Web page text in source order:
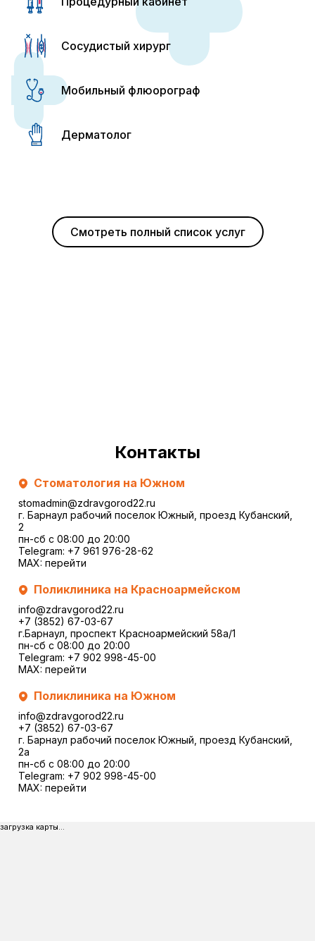
Сосудистый хирург
Мобильный флюорограф
Дерматолог
Смотреть полный список услуг
Контакты
Стоматология на Южном
stomadmin@zdravgorod22.ru
г. Барнаул рабочий поселок Южный, проезд Кубанский,
2
пн-сб с 08:00 до 20:00
Telegram: +7 961 976-28-62
MAX: перейти
Поликлиника на Красноармейском
info@zdravgorod22.ru
+7 (3852) 67-03-67
г.Барнаул, проспект Красноармейский 58а/1
пн-сб с 08:00 до 20:00
Telegram: +7 902 998-45-00
MAX: перейти
Поликлиника на Южном
info@zdravgorod22.ru
+7 (3852) 67-03-67
г. Барнаул рабочий поселок Южный, проезд Кубанский,
2a
пн-сб с 08:00 до 20:00
Telegram: +7 902 998-45-00
MAX: перейти
загрузка карты...